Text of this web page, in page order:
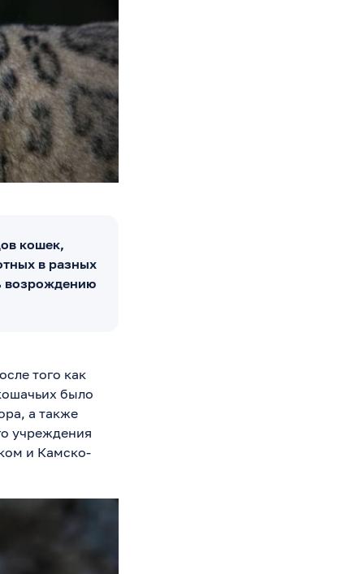
кошек,
в разных
возрождению
того как
было
а также
учреждения
и Камско-